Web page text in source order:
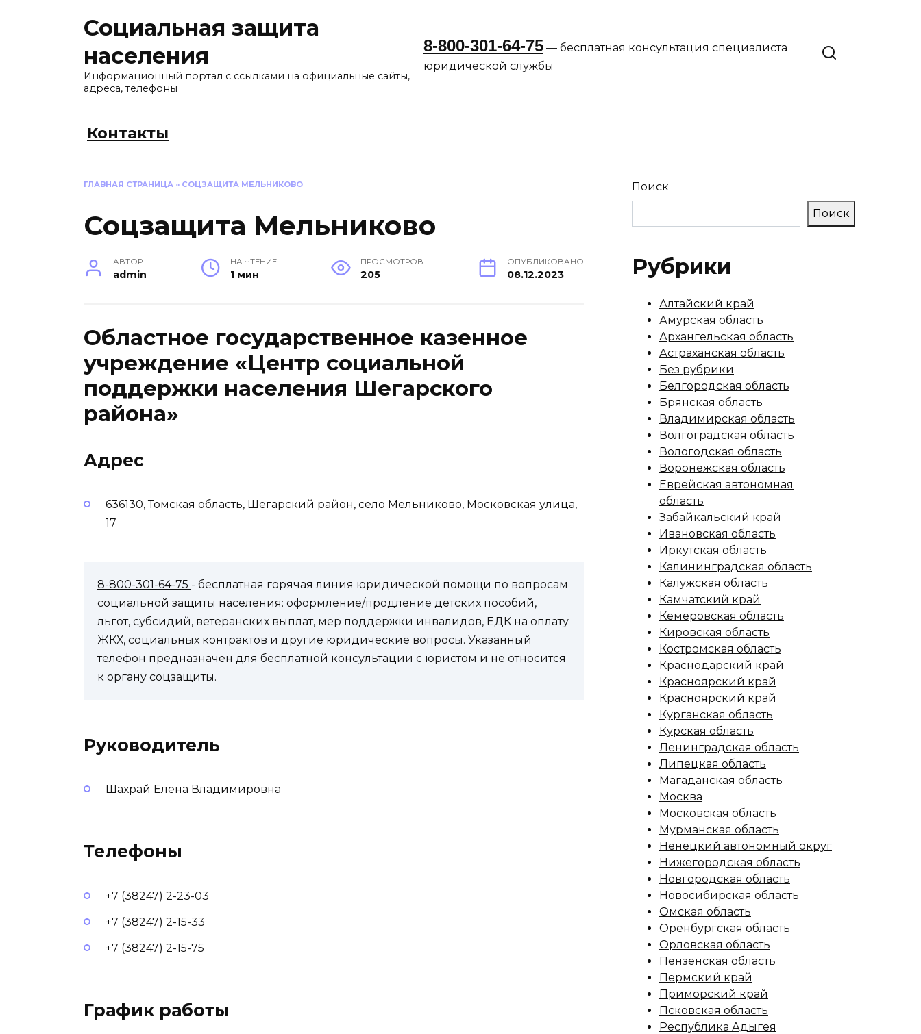
Социальная защита
населения
Информационный портал с ссылками на официальные сайты,
адреса, телефоны
8-800-301-64-75— бесплатная консультация специалиста
юридической службы
Контакты
ГЛАВНАЯ СТРАНИЦА » СОЦЗАЩИТА МЕЛЬНИКОВО
Соцзащита Мельниково
АВТОР
admin
НА ЧТЕНИЕ
1 мин
ПРОСМОТРОВ
205
ОПУБЛИКОВАНО
08.12.2023
Областное государственное казенное
учреждение «Центр социальной
поддержки населения Шегарского
района»
Адрес
636130, Томская область, Шегарский район, село Мельниково, Московская улица,
17
8-800-301-64-75 - бесплатная горячая линия юридической помощи по вопросам
социальной защиты населения: оформление/продление детских пособий,
льгот, субсидий, ветеранских выплат, мер поддержки инвалидов, ЕДК на оплату
ЖКХ, социальных контрактов и другие юридические вопросы. Указанный
телефон предназначен для бесплатной консультации с юристом и не относится
к органу соцзащиты.
Руководитель
Шахрай Елена Владимировна
Телефоны
+7 (38247) 2-23-03
+7 (38247) 2-15-33
+7 (38247) 2-15-75
График работы
Поиск
Поиск
Рубрики
Алтайский край
Амурская область
Архангельская область
Астраханская область
Без рубрики
Белгородская область
Брянская область
Владимирская область
Волгоградская область
Вологодская область
Воронежская область
Еврейская автономная
область
Забайкальский край
Ивановская область
Иркутская область
Калининградская область
Калужская область
Камчатский край
Кемеровская область
Кировская область
Костромская область
Краснодарский край
Красноярский край
Красноярский край
Курганская область
Курская область
Ленинградская область
Липецкая область
Магаданская область
Москва
Московская область
Мурманская область
Ненецкий автономный округ
Нижегородская область
Новгородская область
Новосибирская область
Омская область
Оренбургская область
Орловская область
Пензенская область
Пермский край
Приморский край
Псковская область
Республика Адыгея